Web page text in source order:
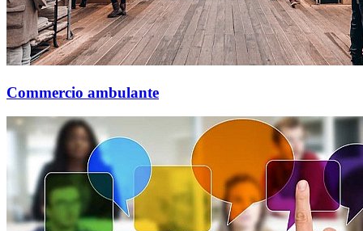
Commercio ambulante